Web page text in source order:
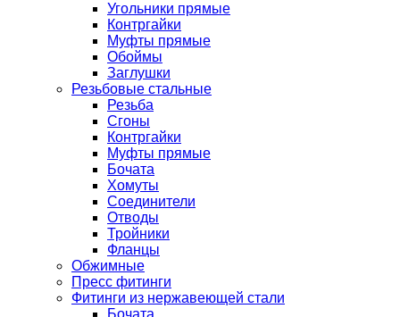
Угольники прямые
Контргайки
Муфты прямые
Обоймы
Заглушки
Резьбовые стальные
Резьба
Сгоны
Контргайки
Муфты прямые
Бочата
Хомуты
Соединители
Отводы
Тройники
Фланцы
Обжимные
Пресс фитинги
Фитинги из нержавеющей стали